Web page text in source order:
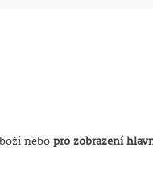
nebo pro zobrazení